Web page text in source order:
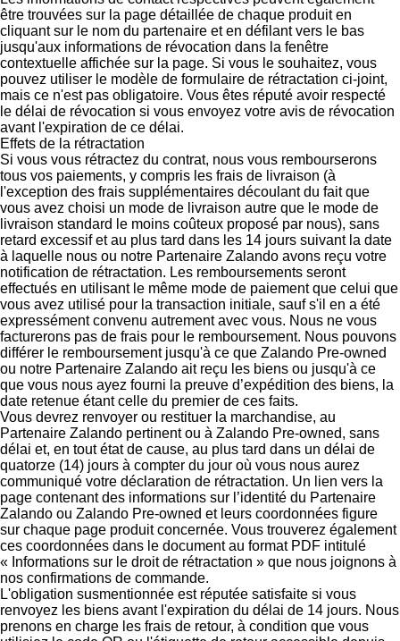
être trouvées sur la page détaillée de chaque produit en
cliquant sur le nom du partenaire et en défilant vers le bas
jusqu'aux informations de révocation dans la fenêtre
contextuelle affichée sur la page. Si vous le souhaitez, vous
pouvez utiliser le modèle de formulaire de rétractation ci-joint,
mais ce n'est pas obligatoire. Vous êtes réputé avoir respecté
le délai de révocation si vous envoyez votre avis de révocation
avant l'expiration de ce délai.
Effets de la rétractation
Si vous vous rétractez du contrat, nous vous rembourserons
tous vos paiements, y compris les frais de livraison (à
l'exception des frais supplémentaires découlant du fait que
vous avez choisi un mode de livraison autre que le mode de
livraison standard le moins coûteux proposé par nous), sans
retard excessif et au plus tard dans les 14 jours suivant la date
à laquelle nous ou notre Partenaire Zalando avons reçu votre
notification de rétractation. Les remboursements seront
effectués en utilisant le même mode de paiement que celui que
vous avez utilisé pour la transaction initiale, sauf s'il en a été
expressément convenu autrement avec vous. Nous ne vous
facturerons pas de frais pour le remboursement. Nous pouvons
différer le remboursement jusqu'à ce que Zalando Pre-owned
ou notre Partenaire Zalando ait reçu les biens ou jusqu'à ce
que vous nous ayez fourni la preuve d’expédition des biens, la
date retenue étant celle du premier de ces faits.
Vous devrez renvoyer ou restituer la marchandise, au
Partenaire Zalando pertinent ou à Zalando Pre-owned, sans
délai et, en tout état de cause, au plus tard dans un délai de
quatorze (14) jours à compter du jour où vous nous aurez
communiqué votre déclaration de rétractation. Un lien vers la
page contenant des informations sur l’identité du Partenaire
Zalando ou Zalando Pre-owned et leurs coordonnées figure
sur chaque page produit concernée. Vous trouverez également
ces coordonnées dans le document au format PDF intitulé
« Informations sur le droit de rétractation » que nous joignons à
nos confirmations de commande.
L'obligation susmentionnée est réputée satisfaite si vous
renvoyez les biens avant l'expiration du délai de 14 jours. Nous
prenons en charge les frais de retour, à condition que vous